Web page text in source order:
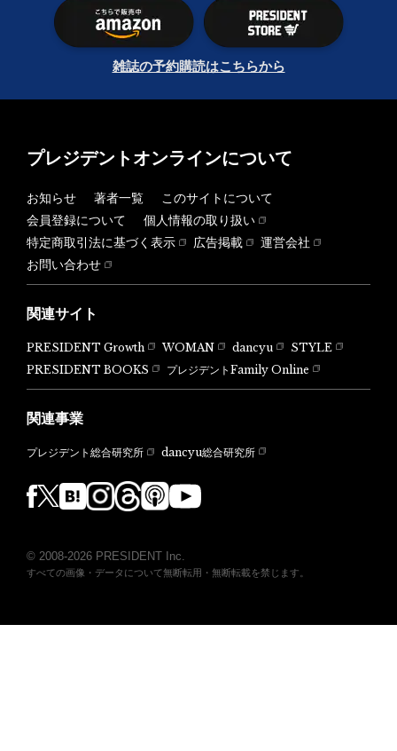
雑誌の予約購読はこちらから
プレジデントオンラインについて
お知らせ 著者一覧
このサイトについて
会員登録について
個人情報の取り扱い
特定商取引法に基づく表示
広告掲載
運営会社
お問い合わせ
関連サイト
PRESIDENT Growth WOMAN dancyu
STYLE
PRESIDENT BOOKS
プレジデントFamily Online
関連事業
プレジデント総合研究所 dancyu総合研究所
© 2008-2026 PRESIDENT Inc.
すべての画像・データについて無断転用・無断転載を禁じます。